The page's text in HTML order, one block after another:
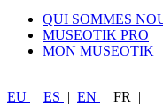
QUI SOMMES
MUSEOTIK PRO
MON MUSEOTIK
EU | ES | EN | FR |